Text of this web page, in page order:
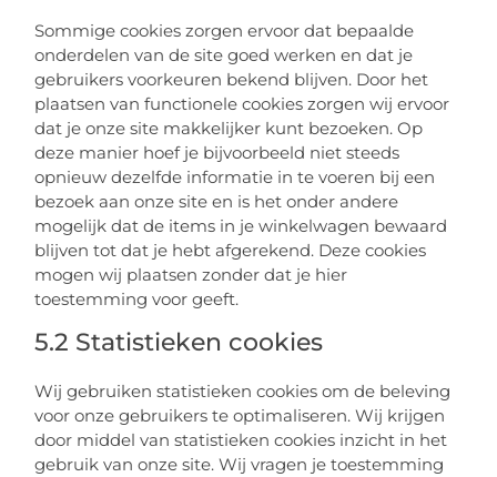
Sommige cookies zorgen ervoor dat bepaalde
onderdelen van de site goed werken en dat je
gebruikers voorkeuren bekend blijven. Door het
plaatsen van functionele cookies zorgen wij ervoor
dat je onze site makkelijker kunt bezoeken. Op
deze manier hoef je bijvoorbeeld niet steeds
opnieuw dezelfde informatie in te voeren bij een
bezoek aan onze site en is het onder andere
mogelijk dat de items in je winkelwagen bewaard
blijven tot dat je hebt afgerekend. Deze cookies
mogen wij plaatsen zonder dat je hier
toestemming voor geeft.
5.2 Statistieken cookies
Wij gebruiken statistieken cookies om de beleving
voor onze gebruikers te optimaliseren. Wij krijgen
door middel van statistieken cookies inzicht in het
gebruik van onze site. Wij vragen je toestemming